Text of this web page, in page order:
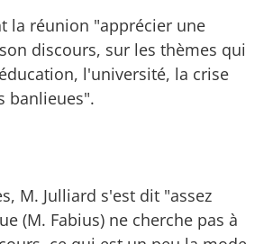
la réunion "apprécier une
discours, sur les thèmes qui
l'université, la crise
banlieues".
M. Julliard s'est dit "assez
(M. Fabius) ne cherche pas à